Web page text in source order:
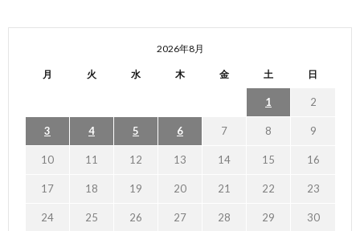
2026年8月
月 火 水 木 金 土 日
1 2
3 4 5 6 7 8 9
10 11 12 13 14 15 16
17 18 19 20 21 22 23
24 25 26 27 28 29 30